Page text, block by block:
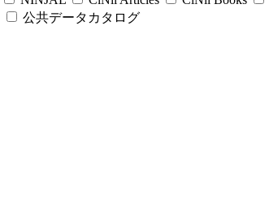
公共データカタログ